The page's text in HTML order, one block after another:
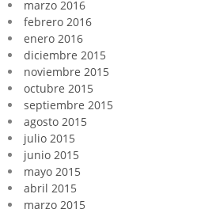
marzo 2016
febrero 2016
enero 2016
diciembre 2015
noviembre 2015
octubre 2015
septiembre 2015
agosto 2015
julio 2015
junio 2015
mayo 2015
abril 2015
marzo 2015